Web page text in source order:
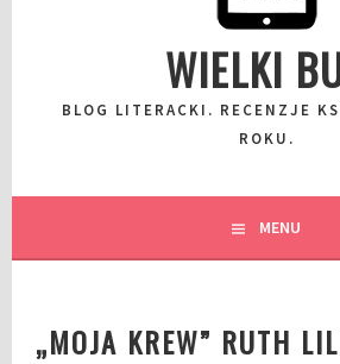
WIELKI
BLOG LITERACKI. RECENZJE
ROKU.
MENU
„MOJA KREW” RUTH